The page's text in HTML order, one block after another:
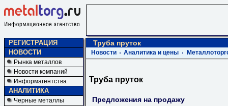
РЕГИСТРАЦИЯ
НОВОСТИ
Рынка металлов
Новости компаний
Информагентства
АНАЛИТИКА
Черные металлы
Труба пруток
Новости Аналитика и цены
Труба пруток
Предложения на продажу